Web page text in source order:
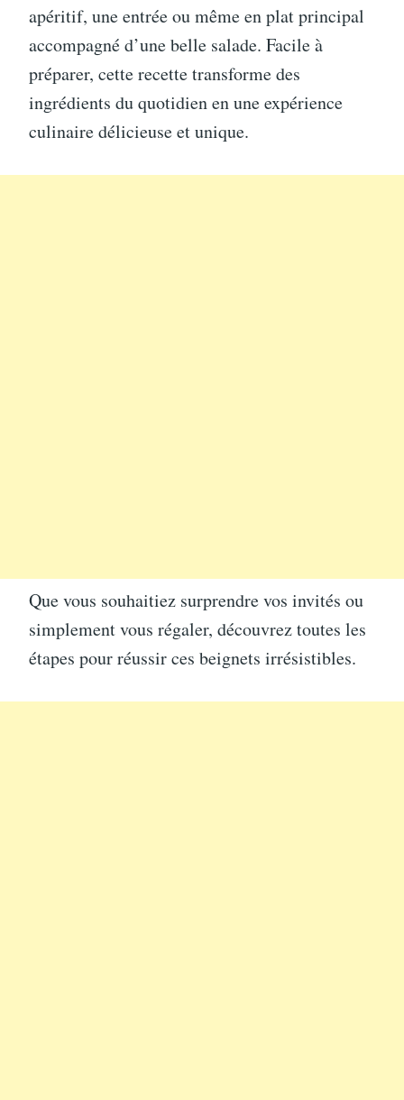
apéritif, une entrée ou même en plat principal
accompagné d’une belle salade. Facile à
préparer, cette recette transforme des
ingrédients du quotidien en une expérience
culinaire délicieuse et unique.
Que vous souhaitiez surprendre vos invités ou
simplement vous régaler, découvrez toutes les
étapes pour réussir ces beignets irrésistibles.